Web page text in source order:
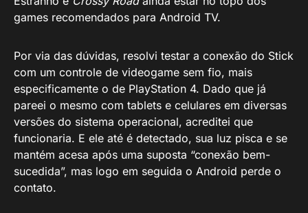
games recomendados para Android TV.
Por via das dúvidas, resolvi testar a conexão do Stick
com um controle de videogame sem fio, mais
especificamente o de PlayStation 4. Dado que já
pareei o mesmo com tablets e celulares em diversas
versões do sistema operacional, acreditei que
funcionaria. E ele até é detectado, sua luz pisca e se
mantém acesa após uma suposta “conexão bem-
sucedida”, mas logo em seguida o Android perde o
contato.